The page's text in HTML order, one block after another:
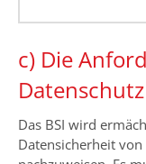
c) Die
Das BSI wird
Datensicherheit